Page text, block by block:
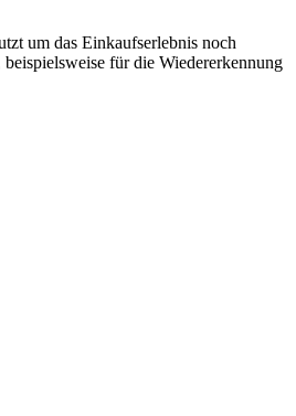
um das Einkaufserlebnis noch
beispielsweise für die Wiedererkennung